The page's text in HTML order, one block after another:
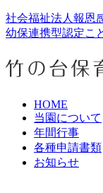
社会福祉法人報恩
幼保連携型認定こ
HOME
当園について
年間行事
各種申請書類
お知らせ